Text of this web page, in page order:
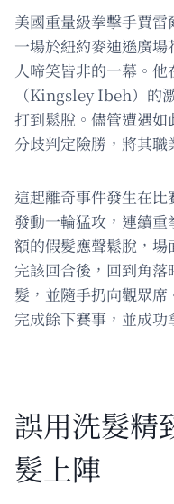
美國重量級拳擊手賈
一場於紐約麥迪遜廣
人啼笑皆非的一幕。他
（Kingsley Ibeh）的
打到鬆脫。儘管遭遇
分歧判定險勝，將其職
這起離奇事件發生在
發動一輪猛攻，連續
額的假髮應聲鬆脫，
完該回合後，回到角
髮，並隨手扔向觀眾
完成餘下賽事，並成功
誤用洗髮精
髮上陣